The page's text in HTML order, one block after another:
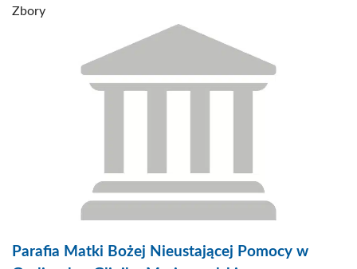
Zbory
Parafia Matki Bożej Nieustającej Pomocy w